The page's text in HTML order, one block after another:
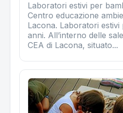
Laboratori estivi per
Centro educazione
Lacona. Laboratori estivi
anni. All’interno delle
CEA di Lacona, situato...